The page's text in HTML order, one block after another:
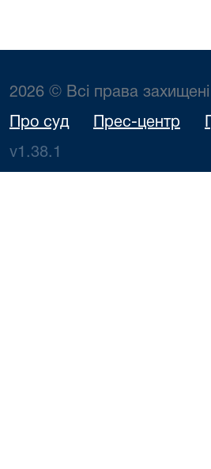
2026 © Всі права захищені
Про суд Прес-центр
v1.38.1